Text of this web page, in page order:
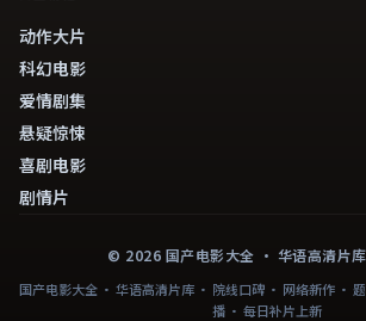
动作大片
科幻电影
爱情剧集
悬疑惊悚
喜剧电影
剧情片
© 2026 国产电影大全 · 华语高清片
国产电影大全 · 华语高清片库 · 院线口碑 · 网络新作 ·
播 · 每日补片上新